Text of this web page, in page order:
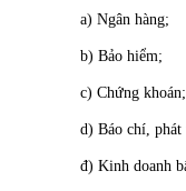
a) Ngân hàng;
b) Bảo hiểm;
c) Chứng khoán;
d) Báo chí,
đ) Kinh doanh